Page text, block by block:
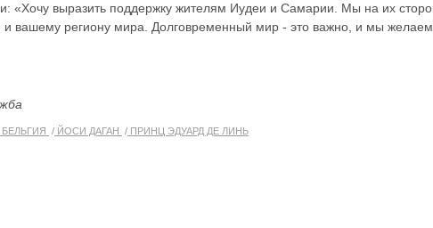
«Хочу выразить поддержку жителям Иудеи и Самарии. Мы на их
вашему региону мира. Долговременный мир - это важно, и мы желаем
БЕЛЬГИЯ ЙОСИ ДАГАН ПРИНЦ ЭДУАРД ДЕ ЛИНЬ